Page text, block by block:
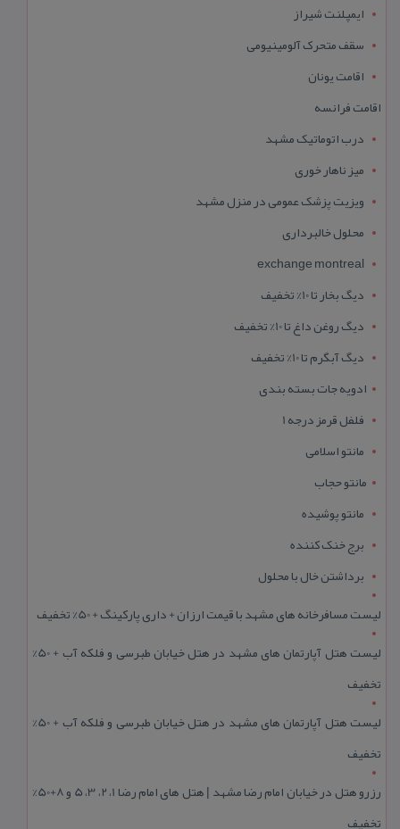
ایمپلنت شیراز
سقف متحرک آلومینیومی
اقامت یونان
اقامت فرانسه
درب اتوماتیک مشهد
میز ناهار خوری
ویزیت پزشک عمومی در منزل مشهد
محلول خالبرداری
exchange montreal
دیگ بخار تا 10% تخفیف
دیگ روغن داغ تا 10% تخفیف
دیگ آبگرم تا 10% تخفیف
ادویه جات بسته بندی
فلفل قرمز درجه 1
مانتو اسلامی
مانتو حجاب
مانتو پوشیده
برج خنک کننده
برداشتن خال با محلول
لیست مسافرخانه های مشهد با قیمت ارزان + داری پارکینگ + 50% تخفیف
لیست هتل آپارتمان های مشهد در هتل خیابان طبرسی و فلکه آب + 50%
تخفیف
لیست هتل آپارتمان های مشهد در هتل خیابان طبرسی و فلکه آب + 50%
تخفیف
رزرو هتل در خیابان امام رضا مشهد | هتل‌ های امام رضا 1، 2، 3، 5 و 8+50%
تخفیف